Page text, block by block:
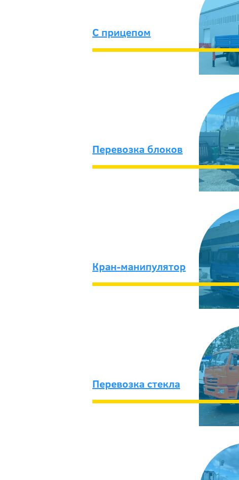
C прицепом
Перевозка блоков
Кран-манипулятор
Перевозка стекла